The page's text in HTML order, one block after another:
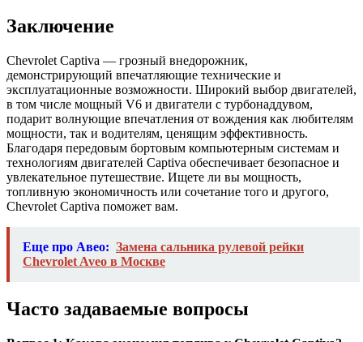
Заключение
Chevrolet Captiva — грозный внедорожник,
демонстрирующий впечатляющие технические и
эксплуатационные возможности. Широкий выбор двигателей,
в том числе мощный V6 и двигатели с турбонаддувом,
подарит волнующие впечатления от вождения как любителям
мощности, так и водителям, ценящим эффективность.
Благодаря передовым бортовым компьютерным системам и
технологиям двигателей Captiva обеспечивает безопасное и
увлекательное путешествие. Ищете ли вы мощность,
топливную экономичность или сочетание того и другого,
Chevrolet Captiva поможет вам.
Еще про Авео: Замена сальника рулевой рейки
Chevrolet Aveo в Москве
Часто задаваемые вопросы